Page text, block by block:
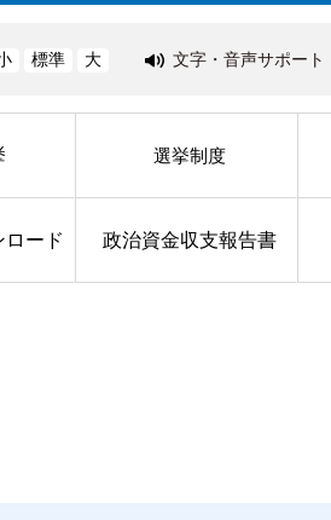
標準 大 文字・音声サポート
選挙制度
ロード 政治資金収支報告書